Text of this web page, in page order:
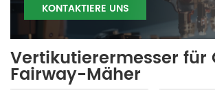
KONTAKTIERE UNS
Vertikutierermesser für
Fairway-Mäher